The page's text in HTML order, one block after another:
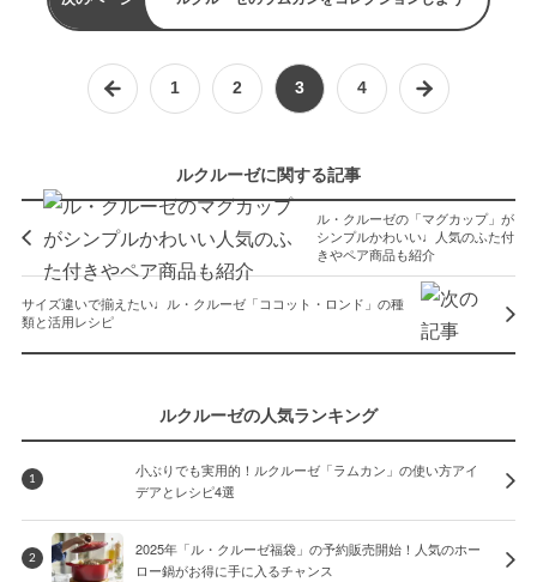
1 2 3 4
ルクルーゼに関する記事
ル・クルーゼの「マグカップ」が
シンプルかわいい♩人気のふた付
きやペア商品も紹介
サイズ違いで揃えたい♩ル・クルーゼ「ココット・ロンド」の種
類と活用レシピ
ルクルーゼの人気ランキング
1
小ぶりでも実用的！ルクルーゼ「ラムカン」の使い方アイ
デアとレシピ4選
2
2025年「ル・クルーゼ福袋」の予約販売開始！人気のホー
ロー鍋がお得に手に入るチャンス